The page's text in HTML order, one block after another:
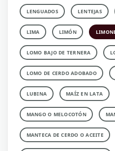
LENGUADOS LENTEJAS
LIMA LIMÓN
LOMO BAJO DE TERNERA
LOMO DE CERDO ADOBADO
LUBINA MAÍZ EN LATA
MANGO O MELOCOTÓN
MANTECA DE CERDO O ACEITE